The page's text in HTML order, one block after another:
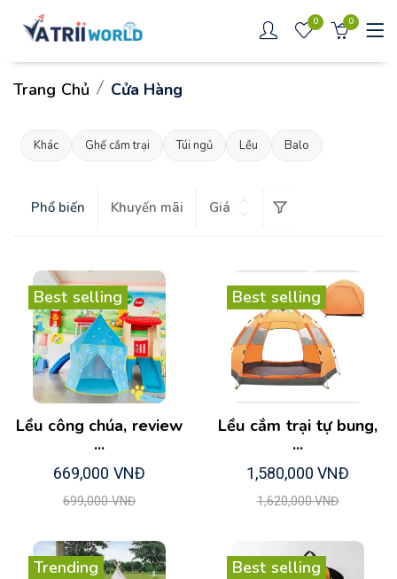
0 0
Trang Chủ Cửa Hàng
Khác Ghế cắm trại Túi ngủ Lều Balo
Phổ biến Khuyến mãi Giá
Best selling
Lều công chúa, review
...
669,000 VNĐ
699,000 VNĐ
Best selling
Lều cắm trại tự bung,
...
1,580,000 VNĐ
1,620,000 VNĐ
Trending Best selling